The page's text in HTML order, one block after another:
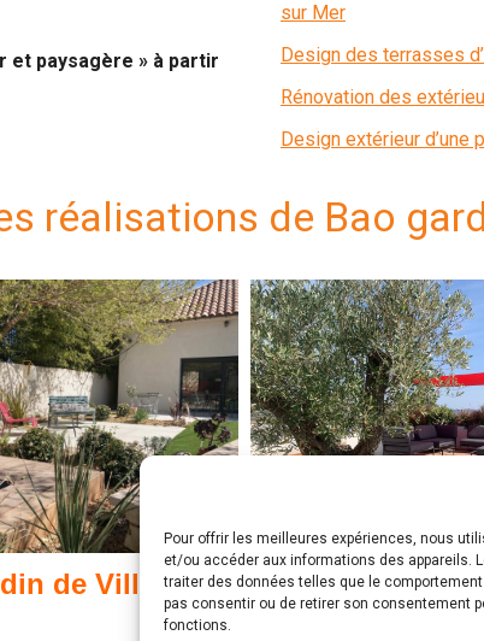
Pour offrir les meilleures expériences, nous
et/ou accéder aux informations des appareils.
traiter des données telles que le
pas consentir ou de retirer son consentement
fonctions.
et paysagère » à partir
sur Mer
Design des terrasses
Rénovation des
Design extérieur d’une
réalisations de Bao
de Ville